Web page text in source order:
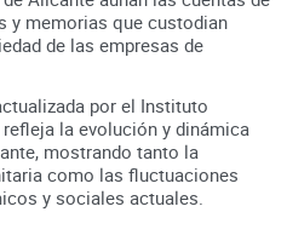
y memorias que custodian
de las empresas de
por el Instituto
la evolución y dinámica
, mostrando tanto la
como las fluctuaciones
y sociales actuales.